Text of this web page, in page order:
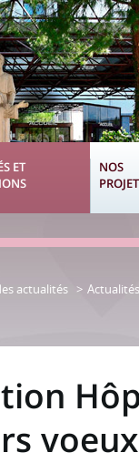
ET
NOS
actualités